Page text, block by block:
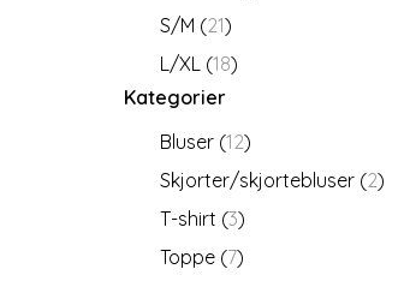
S/M (21)
L/XL (18)
Kategorier
Bluser (12)
Skjorter/skjortebluser (2)
T-shirt (3)
Toppe (7)